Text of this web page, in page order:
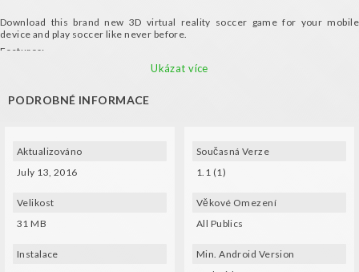
Download this brand new 3D virtual reality soccer game for your mobile
device and play soccer like never before.
Features:
- Nice style cartoon player and stadium designs
only balls!
Ukázat více
PODROBNÉ INFORMACE
Aktualizováno
July 13, 2016
Velikost
31 MB
Instalace
Současná Verze
1.1 (1)
Věkové Omezení
All Publics
Min. Android Version